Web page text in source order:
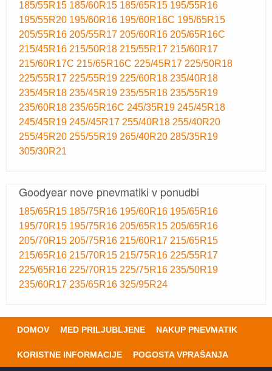
185/55R15 185/60R15 185/65R15 195/55R16
195/55R20 195/60R16 195/60R16C 195/65R15
205/55R16 205/55R17 205/60R16 205/65R16C
215/45R16 215/50R18 215/55R17 215/60R17
215/60R17C 215/65R16C 225/45R17 225/50R18
225/55R17 225/55R19 225/60R18 235/40R18
235/45R18 235/45R19 235/55R18 235/55R19
235/60R18 235/65R16C 245/35R19 245/45R18
245/45R19 245//45R17 255/40R18 255/40R20
255/45R20 255/55R19 265/40R20 285/35R19
305/30R21
Goodyear nove pnevmatiki v ponudbi
185/65R15 185/75R16 195/60R16 195/65R16
195/70R15 195/75R16 205/65R15 205/65R16
205/70R15 205/75R16 215/60R17 215/65R15
215/65R16 215/70R15 215/75R16 225/55R17
225/65R16 225/70R15 225/75R16 235/50R19
235/60R17 235/65R16 325/95R24
DOMOV MED PRILJUBLJENE NAKUP PNEVMATIK
KORISTNE INFORMACIJE POGOSTA VPRAŠANJA